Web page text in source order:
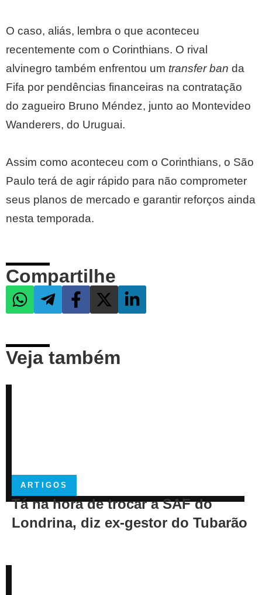
O caso, aliás, lembra o que aconteceu
recentemente com o Corinthians. O rival
alvinegro também enfrentou um transfer ban da
Fifa por pendências financeiras na contratação
do zagueiro Bruno Méndez, junto ao Montevideo
Wanderers, do Uruguai.
Assim como aconteceu com o Corinthians, o São
Paulo terá de agir rápido para não comprometer
seus planos de mercado e garantir reforços ainda
nesta temporada.
Compartilhe
Veja também
ARTIGOS
Tá na hora de trocar a SAF do
Londrina, diz ex-gestor do Tubarão